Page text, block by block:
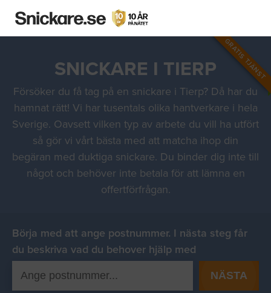
GRATIS TJÄNST
SNICKARE I TIERP
Försöker du få tag på en snickare i Tierp? Då har du
hamnat rätt! Vi har tusentals olika hantverkare i hela
Sverige. Oavsett vilken typ av arbete du vill ha utfört
så gör vi vårt bästa med att matcha ihop din
begäran med duktiga snickare. Du binder dig inte till
något och behöver inte betala för att lämna en
offertförfrågan.
Börja med att ange postnummer. I nästa steg får
du beskriva vad du behover hjälp med
NÄSTA